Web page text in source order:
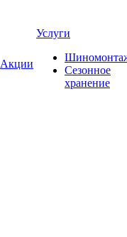
Акции
Услуги
Сезонное
хранение